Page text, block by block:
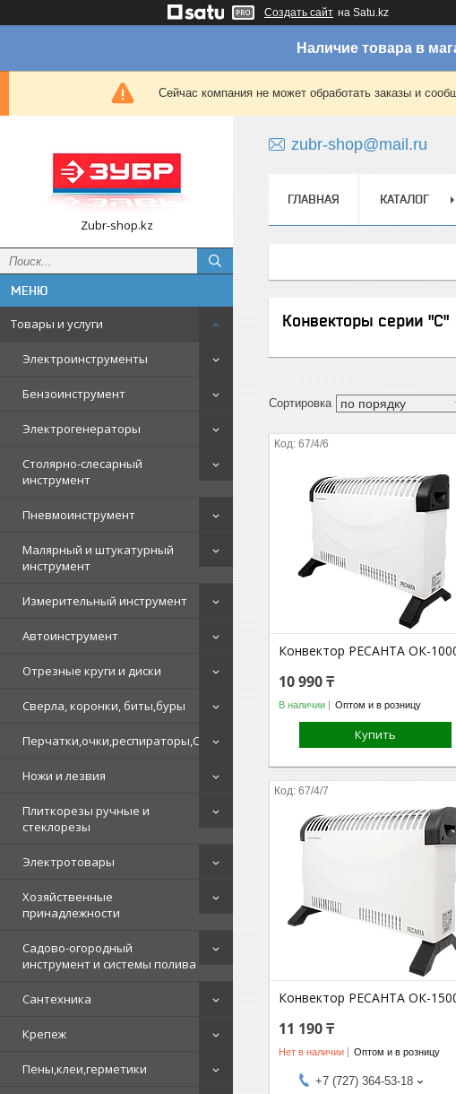
Создать сайт на Satu.kz
Наличие товара в
Сейчас компания не может обработать заказы и
Zubr-shop.kz
Товары и услуги
Электроинструменты
Бензоинструмент
Электрогенераторы
Столярно-слесарный
инструмент
Пневмоинструмент
Малярный и штукатурный
инструмент
Измерительный инструмент
Автоинструмент
Отрезные круги и диски
Сверла, коронки, биты,буры
Перчатки,очки,респираторы,СИЗ
Ножи и лезвия
Плиткорезы ручные и
стеклорезы
Электротовары
Хозяйственные
принадлежности
Садово-огородный
инструмент и системы полива
Сантехника
Крепеж
Пены,клеи,герметики
zubr-shop@mail.ru
ГЛАВНАЯ КАТАЛОГ
Конвекторы серии "С"
67/4/6
Конвектор РЕСАНТА ОК-
10 990 ₸
В наличии Оптом и в розницу
Купить
67/4/7
Конвектор РЕСАНТА ОК-
11 190 ₸
Нет в наличии Оптом и в розницу
+7 (727) 364-53-18